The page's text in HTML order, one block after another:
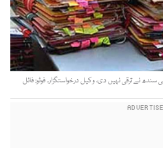
نے ترقی نہیں دی، وکیل درخواستگزار۔ فوٹو: فائل